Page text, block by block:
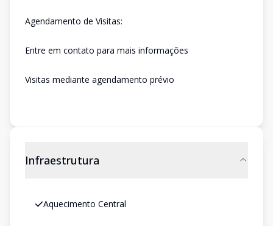
Agendamento de Visitas:
Entre em contato para mais informações
Visitas mediante agendamento prévio
Infraestrutura
Aquecimento Central